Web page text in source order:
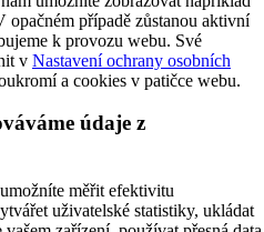
opačném případě zůstanou aktivní
k provozu webu. Své
v Nastavení ochrany osobních
a cookies v patičce webu.
údaje z
měřit efektivitu
uživatelské statistiky, ukládat